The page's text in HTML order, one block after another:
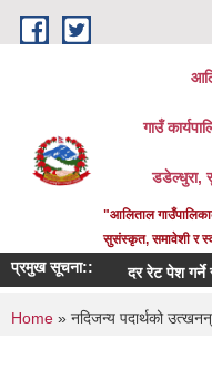
Skip to main content
गाउँ
डडेल्धुरा,
"आलिताल
सुसंस्कृत, समावेशी र
प्रमुख सूचना::दर रेट पेश गर्ने
You are here
Home » नदिजन्य पदार्थको